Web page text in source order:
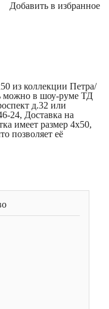
Добавить в избранное
из коллекции Петра/
можно в шоу-руме ТД
д.32 или
24, Доставка на
имеет размер 4x50,
позволяет её